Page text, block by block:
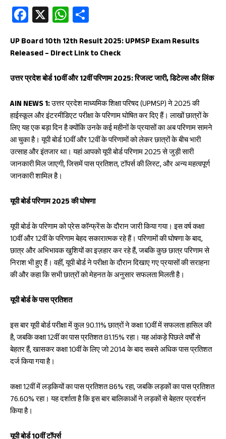
Fa
ce
b
oo
k
X W
ha
ts
A
p
p
re
UP Board 10th 12th Result 2025: UPMSP Exam Results
Released – Direct Link to Check
उत्तर प्रदेश बोर्ड 10वीं और 12वीं परिणाम 2025: रिजल्ट जारी, डिटेल्स और लिंक
AIN NEWS 1:उत्तर प्रदेश माध्यमिक शिक्षा परिषद (UPMSP) ने 2025 की
हाईस्कूल और इंटरमीडिएट परीक्षा के परिणाम घोषित कर दिए हैं। लाखों छात्रों के
लिए यह एक बड़ा दिन है क्योंकि उनके कई महीनों के प्रयासों का अब परिणाम सामने
आ चुका है। यूपी बोर्ड 10वीं और 12वीं के परिणामों को लेकर छात्रों के बीच भारी
उत्साह और इंतजार था। यहां आपको यूपी बोर्ड परिणाम 2025 से जुड़ी सारी
जानकारी मिल जाएगी, जिसमें पास प्रतिशत, टॉपर्स की लिस्ट, और अन्य महत्वपूर्ण
जानकारी शामिल है।
यूपी बोर्ड परिणाम 2025 की घोषणा
यूपी बोर्ड के परिणाम को प्रेस कॉन्फ्रेंस के दौरान जारी किया गया। इस वर्ष कक्षा
10वीं और 12वीं के परिणाम बेहद सकारात्मक रहे हैं। परिणामों की घोषणा के बाद,
छात्र और अभिभावक खुशियों का इज़हार कर रहे हैं, जबकि कुछ छात्र परिणाम से
निराश भी हुए हैं। वहीं, यूपी बोर्ड ने परीक्षा के दौरान दिखाए गए प्रयासों की सराहना
की और कहा कि सभी छात्रों को मेहनत के अनुसार सफलता मिलती है।
यूपी बोर्ड के पास प्रतिशत
इस बार यूपी बोर्ड परीक्षा में कुल 90.11% छात्रों ने कक्षा 10वीं में सफलता हासिल की
है, जबकि कक्षा 12वीं का पास प्रतिशत 81.15% रहा। यह आंकड़े पिछले वर्षों से
बेहतर हैं, खासकर कक्षा 10वीं के लिए जो 2014 के बाद सबसे अधिक पास प्रतिशत
दर्ज किया गया है।
कक्षा 12वीं में लड़कियों का पास प्रतिशत 86% रहा, जबकि लड़कों का पास प्रतिशत
76.60% रहा। यह दर्शाता है कि इस बार बालिकाओं ने लड़कों से बेहतर प्रदर्शन
किया है।